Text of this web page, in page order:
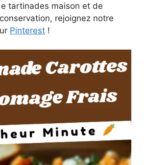
tartinades maison et de
rejoignez notre
Pinterest !